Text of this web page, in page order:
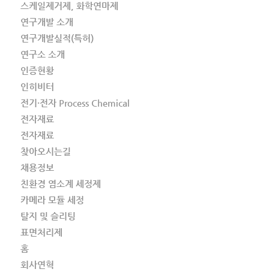
스케일제거제, 화학연마제
연구개발 소개
연구개발실적(특허)
연구소 소개
인증현황
인히비터
전기·전자 Process Chemical
전자재료
전자재료
찾아오시는길
채용정보
친환경 염소계 세정제
카메라 모듈 세정
탈지 및 슬리팅
표면처리제
홈
회사연혁